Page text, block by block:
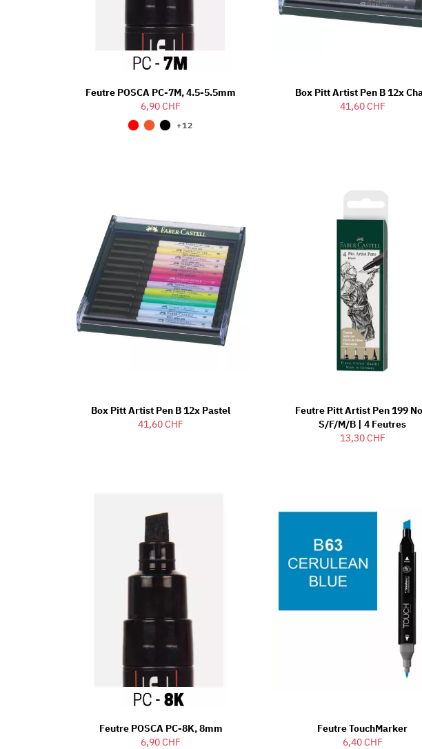
Feutre POSCA PC-7M, 4.5-5.5mm
6,90 CHF
+12
Box Pitt Artist Pen B 12x
41,60 CHF
Box Pitt Artist Pen B 12x Pastel
41,60 CHF
Feutre Pitt Artist Pen 199
S/F/M/B | 4 Feutres
13,30 CHF
Feutre POSCA PC-8K, 8mm
6,90 CHF
Feutre TouchMarker
6,40 CHF